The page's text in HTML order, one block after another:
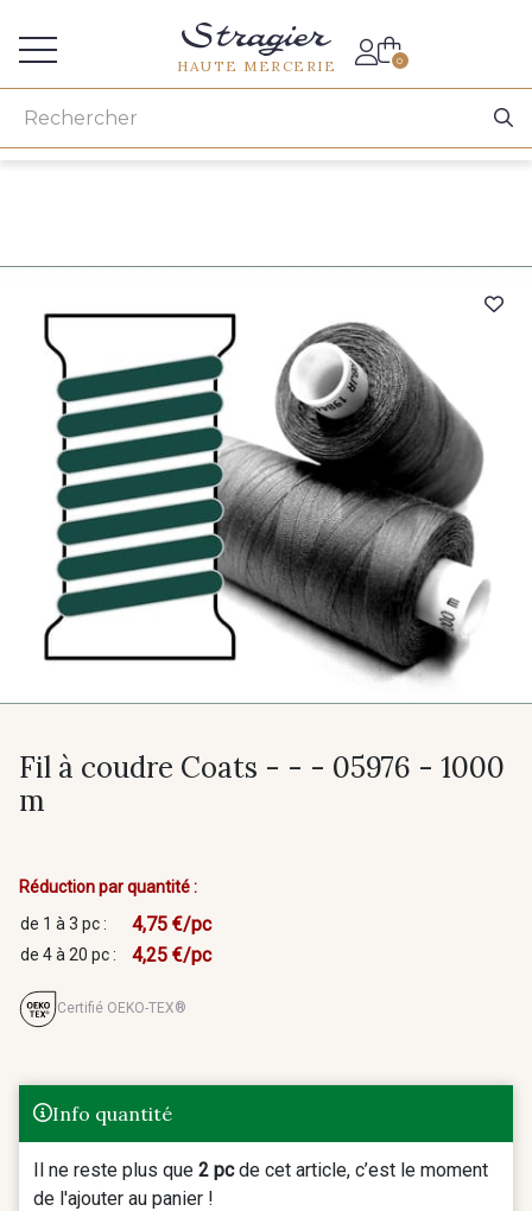
HAUTE MERCERIE 0
Fil à coudre Coats - - - 05976 - 1000
m
Réduction par quantité :
de 1 à 3 pc :
4,75 €/pc
de 4 à 20 pc : 4,25 €/pc
Certifié OEKO-TEX®
Info quantité
Il ne reste plus que 2 pcde cet article, c’est le moment
de l'ajouter au panier !